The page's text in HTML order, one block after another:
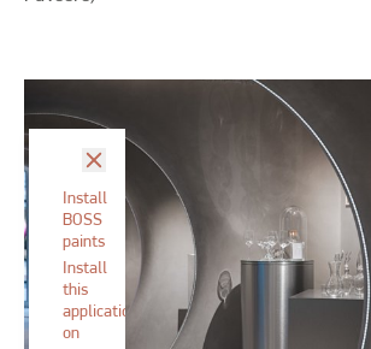
Install
BOSS
paints
Install
this
application
on
sluit